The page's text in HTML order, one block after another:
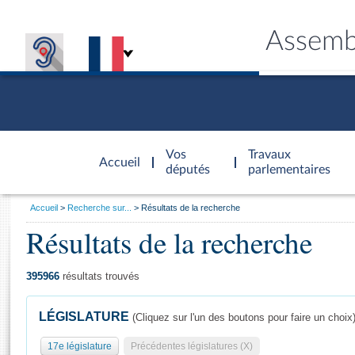
Accueil
d'accueil
Vos
députés
Travaux
parlementaires
Général
Vous
Accueil Recherche sur... Résultats de la recherche
Résultats de la recherche
395966 résultats trouvés
LÉGISLATURE (Cliquez sur l'un des boutons pour faire un choix)
17e législature Précédentes législatures (X)